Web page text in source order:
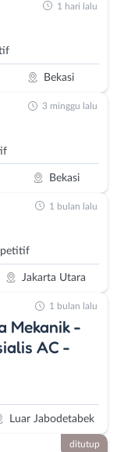
Bekasi
1 hari lalu
Bekasi
3 minggu lalu
Jakarta Utara
1 bulan lalu
Mekanik -
AC -
Luar Jabodetabek
1 bulan lalu
ditutup